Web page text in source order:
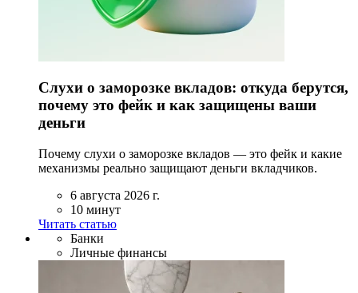
Слухи о заморозке вкладов: откуда берутся,
почему это фейк и как защищены ваши
деньги
Почему слухи о заморозке вкладов — это фейк и какие
механизмы реально защищают деньги вкладчиков.
6 августа 2026 г.
10 минут
Читать статью
Банки
Личные финансы